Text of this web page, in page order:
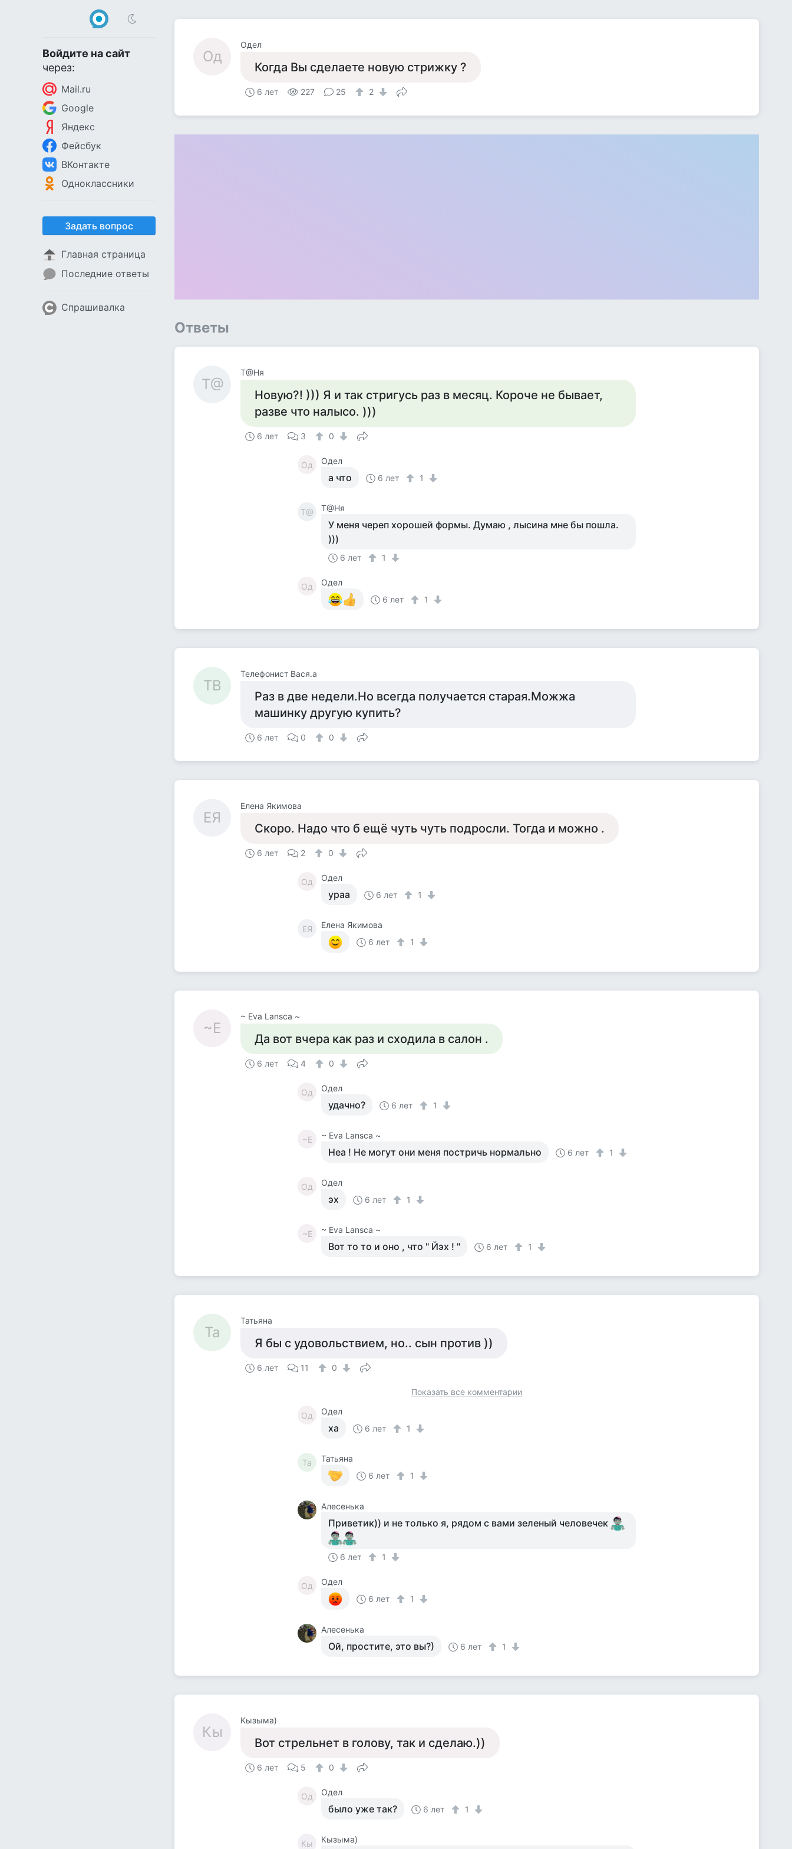
Войдите на сайт
через:
Mail.ru
Google
Яндекс
Фейсбук
ВКонтакте
Одноклассники
Задать вопрос
Главная страница
Последние ответы
Спрашивалка
Од
Одел
Когда Вы сделаете новую стрижку ?
6 лет 227 25 2
Ответы
Т@
Т@Ня
Новую?! ))) Я и так стригусь раз в месяц. Короче не бывает,
разве что налысо. )))
6 лет 3 0
Од Одел
а что 6 лет 1
Т@ Т@Ня
У меня череп хорошей формы. Думаю , лысина мне бы пошла.
)))
6 лет 1
Од
Одел
6 лет
1
ТВ
Телефонист Вася.а
Раз в две недели.Но всегда получается старая.Можжа
машинку другую купить?
6 лет 0 0
ЕЯ
Елена Якимова
Скоро. Надо что б ещё чуть чуть подросли. Тогда и можно .
6 лет 2 0
Од Одел
ураа 6 лет 1
ЕЯ
Елена Якимова
6 лет
1
~E
~ Eva Lansca ~
Да вот вчера как раз и сходила в салон .
6 лет 4 0
Од Одел
удачно? 6 лет 1
~E ~ Eva Lansca ~
Неа ! Не могут они меня постричь нормально 6 лет 1
Од Одел
эх 6 лет 1
~E ~ Eva Lansca ~
Вот то то и оно , что " Йэх ! " 6 лет 1
Та
Татьяна
Я бы с удовольствием, но.. сын против ))
6 лет 11 0
Показать все комментарии
Од Одел
ха 6 лет 1
Та
Татьяна
6 лет
1
Алесенька
Приветик)) и не только я, рядом с вами зеленый человечек
6 лет 1
Од
Одел
6 лет
1
Алесенька
Ой, простите, это вы?) 6 лет 1
Кы
Кызыма)
Вот стрельнет в голову, так и сделаю.))
6 лет 5 0
Од Одел
было уже так? 6 лет 1
Кы Кызыма)